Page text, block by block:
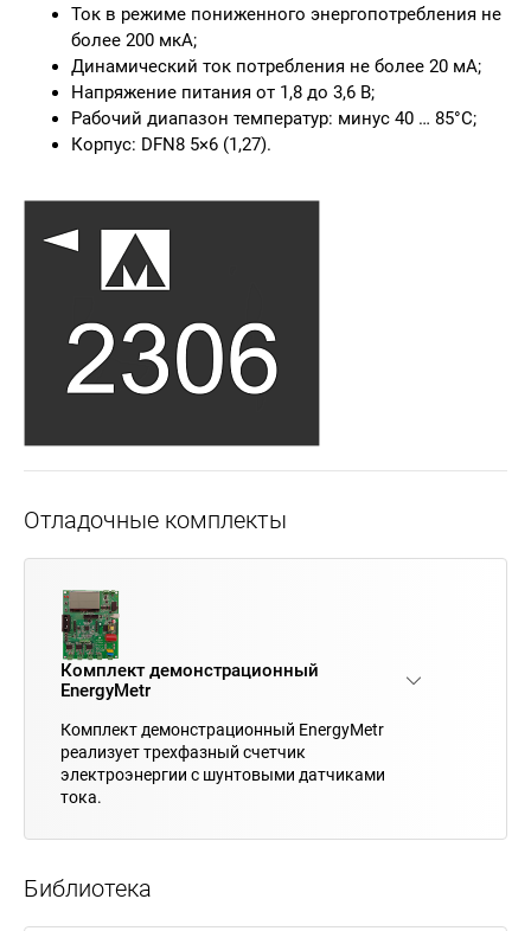
Ток в режиме пониженного энергопотребления не
более 200 мкА;
Динамический ток потребления не более 20 мА;
Напряжение питания от 1,8 до 3,6 В;
Рабочий диапазон температур: минус 40 … 85°C;
Корпус: DFN8 5×6 (1,27).
Отладочные комплекты
Комплект демонстрационный
EnergyMetr
Комплект демонстрационный EnergyMetr
реализует трехфазный счетчик
электроэнергии с шунтовыми датчиками
тока.
Библиотека